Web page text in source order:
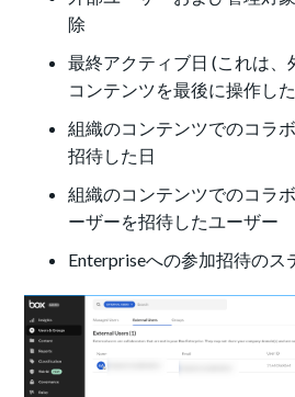
除
最終アクティブ日 (これは
コンテンツを最後に操作し
組織のコンテンツでのコラ
招待した日
組織のコンテンツでのコラ
ーザーを招待したユーザー
Enterpriseへの参加招待のス